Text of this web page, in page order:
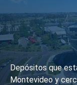
Depósitos que
Montevideo y